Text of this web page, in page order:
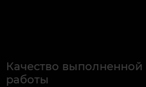
Качество выполненной
работы